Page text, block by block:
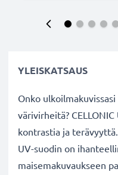
YLEISKATSAUS
Onko
värivirheitä?
kontrastia ja terävyyttä.
UV-suodin on
maisemakuvaukseen